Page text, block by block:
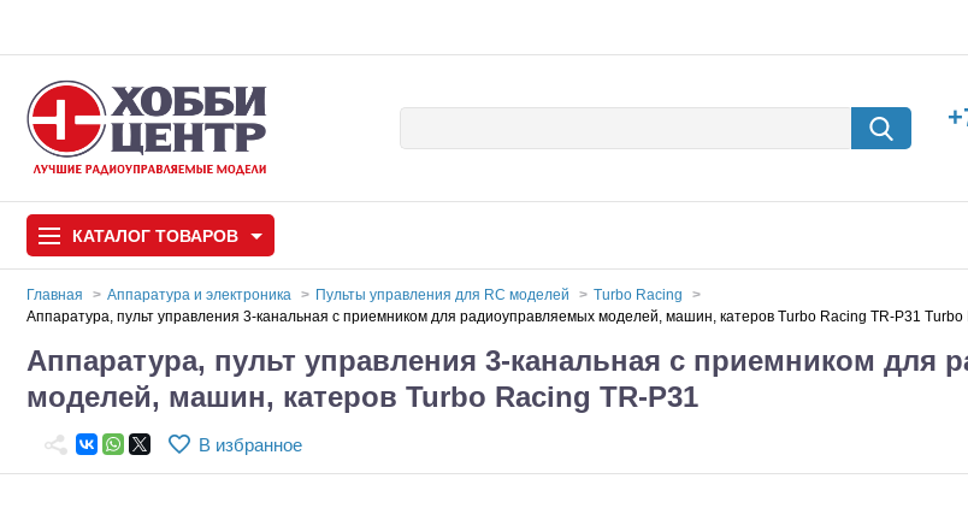
КАТАЛОГ ТОВАРОВ
Запчасти и аксессуары
Игрушки
Главная Аппаратура и электроника Пульты управления для RC моделей
Turbo Racing
Аппаратура, пульт управления 3-канальная с приемником для радиоуправляемых моделей, машин, катеров Turbo Racing TR-P31 Turbo
Аппаратура, пульт управления 3-канальная с приемником для
моделей, машин, катеров Turbo Racing TR-P31
В избранное